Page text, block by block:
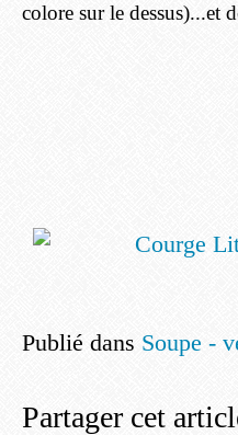
colore sur le dessus)...et
Publié dans Soupe -
Partager cet